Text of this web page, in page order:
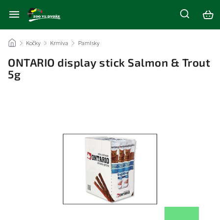
/ Kočky / Krmiva / Pamlsky
ONTARIO display stick Salmon & Trout
5g